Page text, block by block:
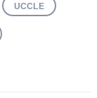
UCCLE